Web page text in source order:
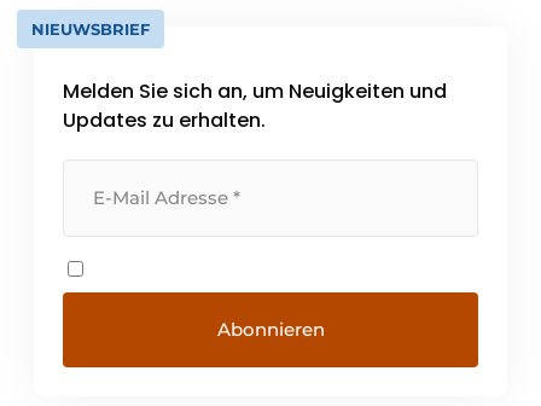
NIEUWSBRIEF
Melden Sie sich an, um Neuigkeiten und
Updates zu erhalten.